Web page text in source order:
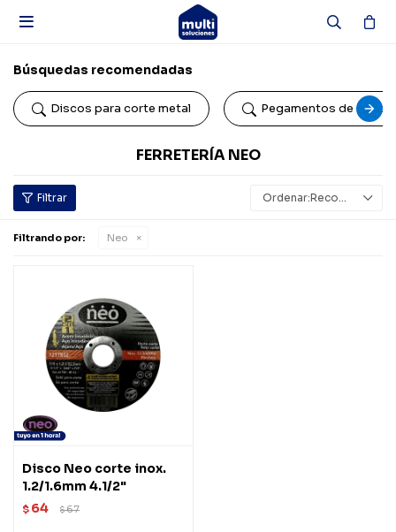

Búsquedas recomendadas
Discos para corte metal Pegamentos de
FERRETERÍA NEO
Recomendados
Filtrando por: Neo
Disco Neo corte inox.
1.2/1.6mm 4.1/2"
$ 64 $67